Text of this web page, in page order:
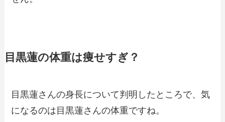
目黒蓮の体重は痩せすぎ？
目黒蓮さんの身長について判明したところで、気
になるのは目黒蓮さんの体重ですね。